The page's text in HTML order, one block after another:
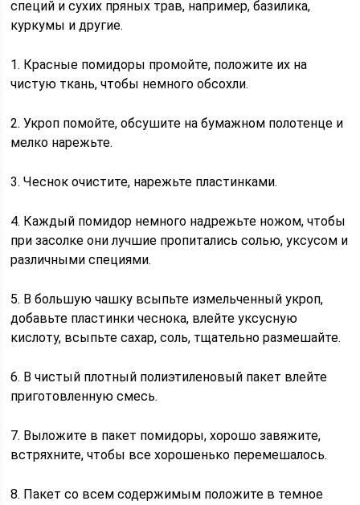
специй и сухих пряных трав, например, базилика,
куркумы и другие.
1. Красные помидоры промойте, положите их на
чистую ткань, чтобы немного обсохли.
2. Укроп помойте, обсушите на бумажном полотенце и
мелко нарежьте.
3. Чеснок очистите, нарежьте пластинками.
4. Каждый помидор немного надрежьте ножом, чтобы
при засолке они лучшие пропитались солью, уксусом и
различными специями.
5. В большую чашку всыпьте измельченный укроп,
добавьте пластинки чеснока, влейте уксусную
кислоту, всыпьте сахар, соль, тщательно размешайте.
6. В чистый плотный полиэтиленовый пакет влейте
приготовленную смесь.
7. Выложите в пакет помидоры, хорошо завяжите,
встряхните, чтобы все хорошенько перемешалось.
8. Пакет со всем содержимым положите в темное